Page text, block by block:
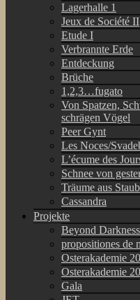
Lagerhalle 1
Jeux de Société II
Etude I
Verbrannte Erde
Entdeckung
Brüche
1,2,3…fugato
Von Spatzen,
schrägen Vögel
Peer Gynt
Les Noces/
L’écume des
Schnee von
Träume aus Staub
Cassandra
Projekte
Beyond Darkness
propositiones de
Osterakademie
Osterakademie
Gala